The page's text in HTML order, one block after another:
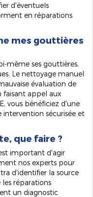
d'éventuels
en réparations
mes gouttières
même ses gouttières,
Le nettoyage manuel
évaluation de
faisant appel aux
vous bénéficiez d'une
sécurisée et
que faire ?
important d'agir
nos experts pour
d'identifier la source
réparations
un diagnostic